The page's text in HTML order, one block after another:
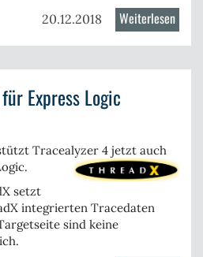
20.12.2018 Weiterlesen
Express Logic
Tracealyzer 4 jetzt auch
setzt
integrierten Tracedaten
sind keine